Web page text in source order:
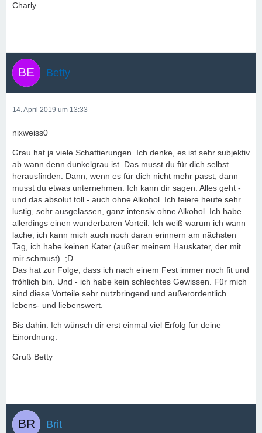
Charly
Betty
14. April 2019 um 13:33
nixweiss0
Grau hat ja viele Schattierungen. Ich denke, es ist sehr subjektiv
ab wann denn dunkelgrau ist. Das musst du für dich selbst
herausfinden. Dann, wenn es für dich nicht mehr passt, dann
musst du etwas unternehmen. Ich kann dir sagen: Alles geht -
und das absolut toll - auch ohne Alkohol. Ich feiere heute sehr
lustig, sehr ausgelassen, ganz intensiv ohne Alkohol. Ich habe
allerdings einen wunderbaren Vorteil: Ich weiß warum ich wann
lache, ich kann mich auch noch daran erinnern am nächsten
Tag, ich habe keinen Kater (außer meinem Hauskater, der mit
mir schmust). ;D
Das hat zur Folge, dass ich nach einem Fest immer noch fit und
fröhlich bin. Und - ich habe kein schlechtes Gewissen. Für mich
sind diese Vorteile sehr nutzbringend und außerordentlich
lebens- und liebenswert.
Bis dahin. Ich wünsch dir erst einmal viel Erfolg für deine
Einordnung.
Gruß Betty
Brit